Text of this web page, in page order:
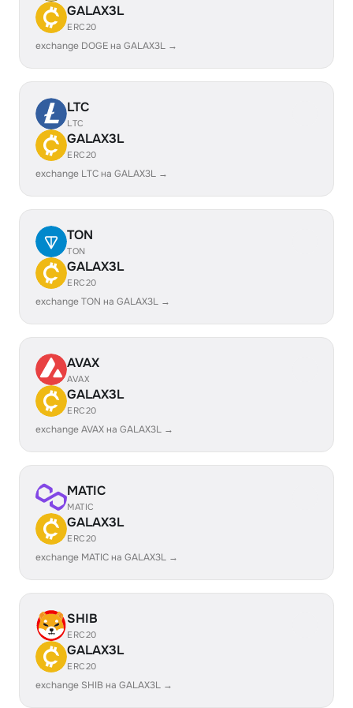
GALAX3L
ERC20
exchange DOGE на GALAX3L →
LTC
LTC
GALAX3L
ERC20
exchange LTC на GALAX3L →
TON
TON
GALAX3L
ERC20
exchange TON на GALAX3L →
AVAX
AVAX
GALAX3L
ERC20
exchange AVAX на GALAX3L →
MATIC
MATIC
GALAX3L
ERC20
exchange MATIC на GALAX3L →
SHIB
ERC20
GALAX3L
ERC20
exchange SHIB на GALAX3L →